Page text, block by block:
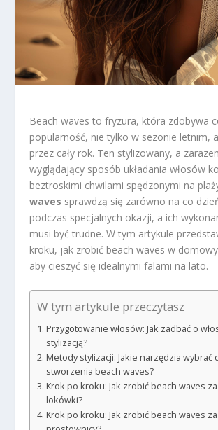
Beach waves to fryzura, która zdobywa
popularność, nie tylko w sezonie letnim,
przez cały rok. Ten stylizowany, a
wyglądający sposób układania włosów
beztroskimi chwilami spędzonymi na
waves sprawdzą się zarówno na co
podczas specjalnych okazji, a ich
musi być trudne. W tym artykule
kroku, jak zrobić beach waves w
aby cieszyć się idealnymi falami na lato.
W tym artykule przeczytasz
Przygotowanie włosów: Jak zadbać o
stylizacją?
Metody stylizacji: Jakie narzędzia wybrać
stworzenia beach waves?
Krok po kroku: Jak zrobić beach waves
lokówki?
Krok po kroku: Jak zrobić beach waves